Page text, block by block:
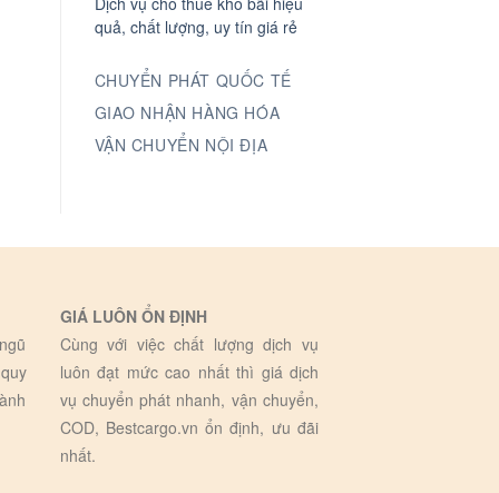
quả, chất lượng, uy tín giá rẻ
CHUYỂN PHÁT QUỐC TẾ
GIAO NHẬN HÀNG HÓA
VẬN CHUYỂN NỘI ĐỊA
GIÁ LUÔN ỔN ĐỊNH
Cùng với việc chất lượng dịch vụ
luôn đạt mức cao nhất thì giá dịch
vụ chuyển phát nhanh, vận chuyển,
COD, Bestcargo.vn ổn định, ưu đãi
nhất.